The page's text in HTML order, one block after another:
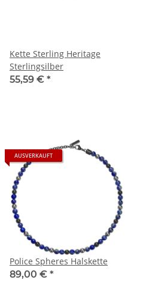
Kette Sterling Heritage
Sterlingsilber
55,59 € *
AUSVERKAUFT
Police Spheres Halskette
89,00 € *